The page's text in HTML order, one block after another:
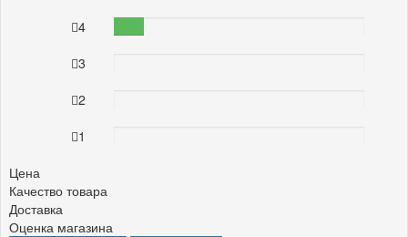
4
3
2
1
Цена
Качество товара
Доставка
Оценка магазина